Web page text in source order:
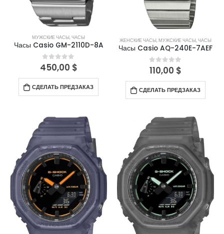
МУЖСКИЕ ЧАСЫ,ЧАСЫ
Часы Casio GM-2110D-8A
0 out of 5
450,00 $
СДЕЛАТЬ ПРЕДЗАКАЗ
ЖЕНСКИЕ ЧАСЫ,МУЖСКИЕ ЧАСЫ,ЧАСЫ
Часы Casio AQ-240E-7AEF
0out of 5
110,00 $
СДЕЛАТЬ ПРЕДЗАКАЗ